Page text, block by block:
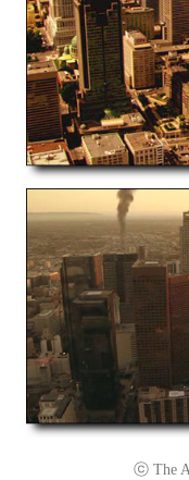
ⓒ The